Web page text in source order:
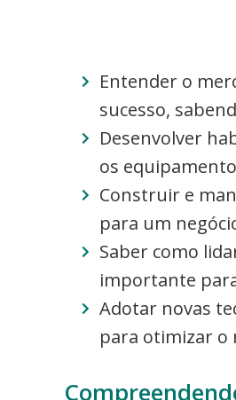
Entender o
sucesso,
Desenvolver
os
Construir e
para um
Saber como
importante
Adotar novas
para otimizar o